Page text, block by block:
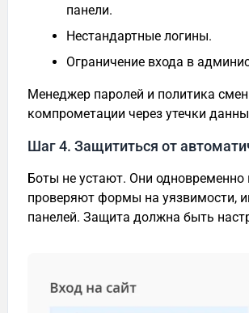
панели.
Нестандартные логины.
Ограничение входа в
Менеджер паролей и политика
компрометации через утечки
Шаг 4. Защититься от
Боты не устают. Они
проверяют формы на уязвимости,
панелей. Защита должна быть